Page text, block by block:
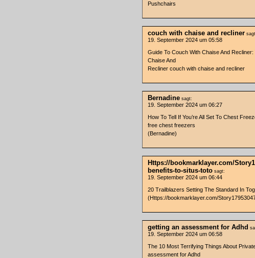
Pushchairs
couch with chaise and recliner
19. September 2024 um 05:58
Guide To Couch With Chaise And
Chaise And
Recliner couch with chaise and recliner
Bernadine sagt:
19. September 2024 um 06:27
How To Tell If You’re All Set To Chest
free chest freezers
(Bernadine)
Https://bookmarklayer.com/
benefits-to-situs-toto sagt:
19. September 2024 um 06:44
20 Trailblazers Setting The Standard In
(Https://bookmarklayer.com/
getting an assessment for Adhd
19. September 2024 um 06:58
The 10 Most Terrifying Things About
assessment for Adhd